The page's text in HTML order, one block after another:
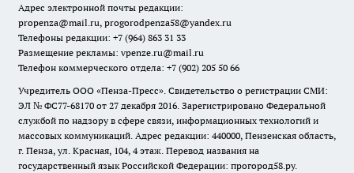
Адрес электронной почты редакции:
propenza@mail.ru, progorodpenza58@yandex.ru
Телефоны редакции: +7 (964) 863 31 33
Размещение рекламы: vpenze.ru@mail.ru
Телефон коммерческого отдела: +7 (902) 205 50 66
Учредитель ООО «Пенза-Пресс». Свидетельство о регистрации СМИ:
ЭЛ № ФС77-68170 от 27 декабря 2016. Зарегистрировано Федеральной
службой по надзору в сфере связи, информационных технологий и
массовых коммуникаций. Адрес редакции: 440000, Пензенская область,
г. Пенза, ул. Красная, 104, 4 этаж. Перевод названия на
государственный язык Российской Федерации: прогород58.ру.